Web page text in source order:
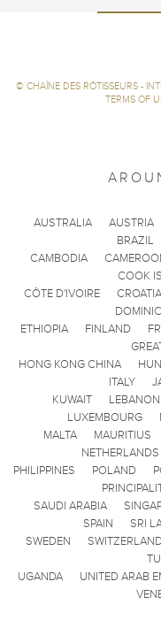
© CHAÎNE DES RÔTISSEURS -
TERMS OF
AUSTRALIA AUSTRIA
BRAZIL
CAMBODIA
COOK
CÔTE D'IVOIRE
CROATIA
ETHIOPIA
FINLAND
HONG KONG CHINA
ITALY
KUWAIT
LEBANON
LUXEMBOURG
MALTA
MAURITIUS
NETHERLANDS
PHILIPPINES
POLAND
SAUDI ARABIA
SPAIN
SRI
SWEDEN
UGANDA
UNITED ARAB